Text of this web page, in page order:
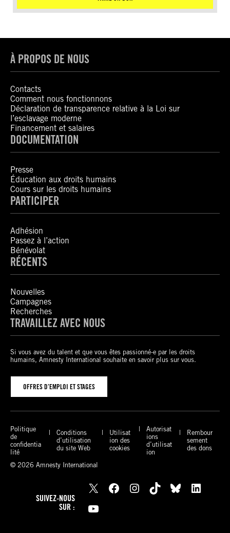
À PROPOS DE NOUS
Contacts
Comment nous fonctionnons
Déclaration de transparence relative à la Loi sur
l’esclavage moderne
Financement et salaires
DOCUMENTATION
Presse
Éducation aux droits humains
Cours sur les droits humains
PARTICIPER
Adhésion
Passez à l’action
Bénévolat
RÉCENTS
Nouvelles
Campagnes
Recherches
TRAVAILLEZ AVEC NOUS
Si vous avez du talent et que vous êtes passionné-e par les droits
humains, Amnesty International souhaite en savoir plus sur vous.
OFFRES D’EMPLOI ET STAGES
Politique
de
confidentia
lité
Conditions
d’utilisation
du site Web
Utilisat
ion des
cookies
Autorisat
ions
d’utilisat
ion
Rembour
sement
des dons
© 2026 Amnesty International
SUIVEZ-NOUS
SUR :
X Facebook Instagram TikTok Bluesky
LinkedIn
YouTube